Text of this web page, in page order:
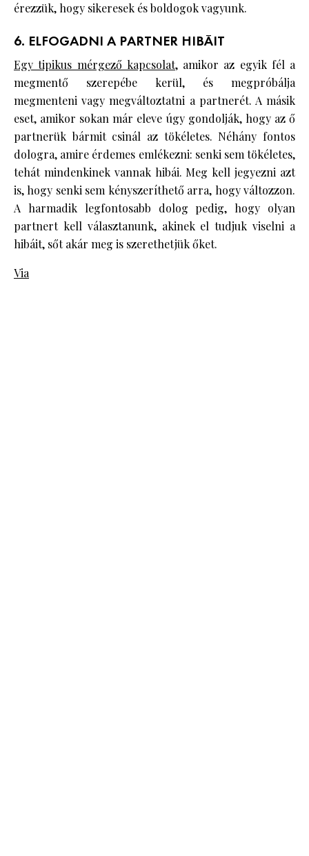
érezzük, hogy sikeresek és boldogok vagyunk.
6. ELFOGADNI A PARTNER HIBÁIT
Egy tipikus mérgező kapcsolat,amikor az egyik fél a
megmentő szerepébe kerül, és megpróbálja
megmenteni vagy megváltoztatni a partnerét. A másik
eset, amikor sokan már eleve úgy gondolják, hogy az ő
partnerük bármit csinál az tökéletes. Néhány fontos
dologra, amire érdemes emlékezni: senki sem tökéletes,
tehát mindenkinek vannak hibái. Meg kell jegyezni azt
is, hogy senki sem kényszeríthető arra, hogy változzon.
A harmadik legfontosabb dolog pedig, hogy olyan
partnert kell választanunk, akinek el tudjuk viselni a
hibáit, sőt akár meg is szerethetjük őket.
Via